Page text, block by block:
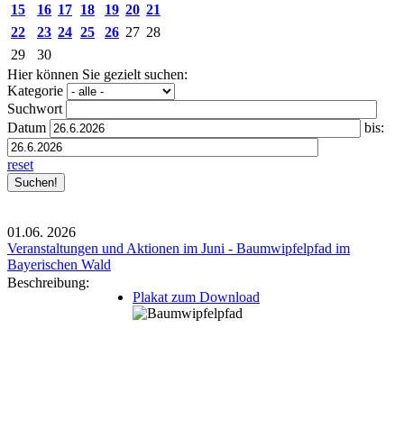
15
16 17 18 19 20 21
22
23 24 25 26 27 28
29
30
Hier können Sie gezielt suchen:
Kategorie
Suchwort
Datum
bis:
reset
01.06. 2026
Veranstaltungen und Aktionen im Juni - Baumwipfelpfad im
Bayerischen Wald
Beschreibung:
Plakat zum Download